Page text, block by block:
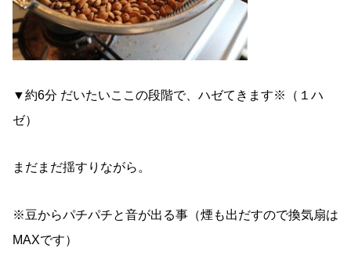
▼約6分 だいたいここの段階で、ハゼてきます※（１ハ
ゼ）
まだまだ揺すりながら。
※豆からパチパチと音が出る事（煙も出だすので換気扇は
MAXです）